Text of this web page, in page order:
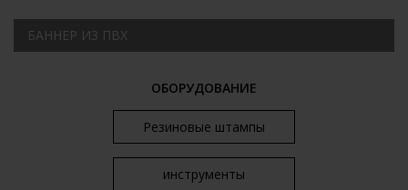
ОБОРУДОВАНИЕ
Резиновые штампы
инструменты
БАННЕР ИЗ ПВХ